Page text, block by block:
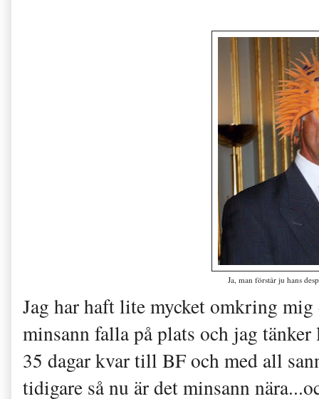
Ja, man förstår ju hans
Jag har haft lite mycket omkring mig
minsann falla på plats och jag
35 dagar kvar till BF och med all
tidigare så nu är det minsann